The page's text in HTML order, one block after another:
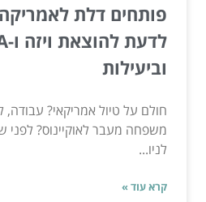
פותחים דלת
וביעילות
חולם על טיול אמריקאי? עבודה,
משפחה מעבר לאוקיינוס? לפני
לניו...
קרא עוד »